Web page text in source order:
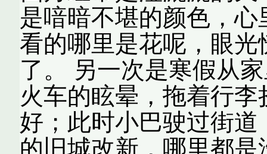
是喑暗不堪的颜色，
看的哪里是花呢，眼
了。 另一次是寒假从
火车的眩晕，拖着行
好；此时小巴驶过街
的旧城改新，哪里都